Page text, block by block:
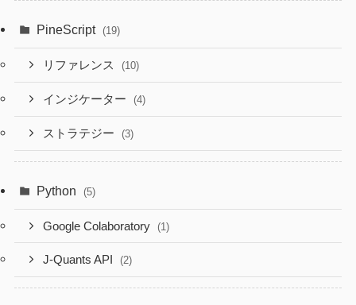
PineScript (19)
リファレンス (10)
インジケーター (4)
ストラテジー (3)
Python (5)
Google Colaboratory (1)
J-Quants API (2)